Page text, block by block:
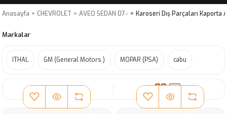
Anasayfa CHEVROLET AVEO SEDAN 07- Karoseri Dış Parçaları Kaporta
Markalar
İTHAL GM (General Motors ) MOPAR (PSA) cabu